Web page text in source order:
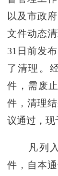
以及市政
文件动态
31 日前发
了清理。
件，需废
件，清理
议通过，现
凡列
件，自本